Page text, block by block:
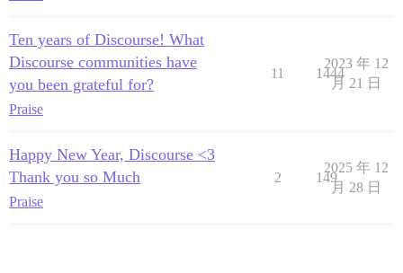
Ten years of Discourse! What
Discourse communities have
you been grateful for?
Praise
11 1444
2023 年 12
月 21 日
Happy New Year, Discourse <3
Thank you so Much
Praise
2 149
2025 年 12
月 28 日